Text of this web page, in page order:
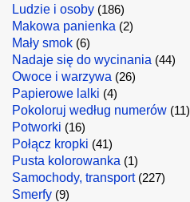
Ludzie i osoby (186)
Makowa panienka (2)
Mały smok (6)
Nadaje się do wycinania (44)
Owoce i warzywa (26)
Papierowe lalki (4)
Pokoloruj według numerów (11)
Potworki (16)
Połącz kropki (41)
Pusta kolorowanka (1)
Samochody, transport(227)
Smerfy (9)